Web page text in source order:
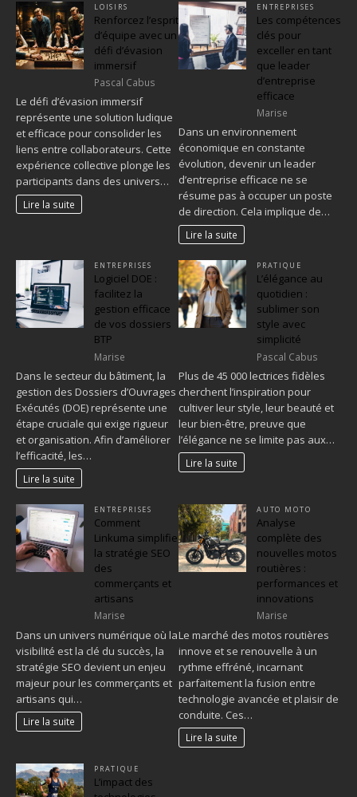
LOISIRS
Renforcez l’esprit
d’équipe avec un
défi d’évasion
immersif
Pascal Cabus
Le défi d’évasion immersif
représente une solution ludique
et efficace pour consolider les
liens entre collaborateurs. Cette
expérience collective plonge les
participants dans des univers…
Lire la suite
ENTREPRISES
Les compétences
clés pour
exceller en tant
que leader
d’entreprise
efficace
Marise
Dans un environnement
économique en constante
évolution, devenir un leader
d’entreprise efficace ne se
résume pas à occuper un poste
de direction. Cela implique de…
Lire la suite
ENTREPRISES
Logiciel DOE :
facilitez la
gestion efficace
de vos dossiers
BTP
Marise
Dans le secteur du bâtiment, la
gestion des Dossiers d’Ouvrages
Exécutés (DOE) représente une
étape cruciale qui exige rigueur
et organisation. Afin d’améliorer
l’efficacité, les…
Lire la suite
PRATIQUE
L’élégance au
quotidien :
sublimer son
style avec
simplicité
Pascal Cabus
Plus de 45 000 lectrices fidèles
cherchent l’inspiration pour
cultiver leur style, leur beauté et
leur bien-être, preuve que
l’élégance ne se limite pas aux…
Lire la suite
ENTREPRISES
Comment
Linkuma simplifie
la stratégie SEO
des
commerçants et
artisans
Marise
Dans un univers numérique où la
visibilité est la clé du succès, la
stratégie SEO devient un enjeu
majeur pour les commerçants et
artisans qui…
Lire la suite
AUTO MOTO
Analyse
complète des
nouvelles motos
routières :
performances et
innovations
Marise
Le marché des motos routières
innove et se renouvelle à un
rythme effréné, incarnant
parfaitement la fusion entre
technologie avancée et plaisir de
conduite. Ces…
Lire la suite
PRATIQUE
L’impact des